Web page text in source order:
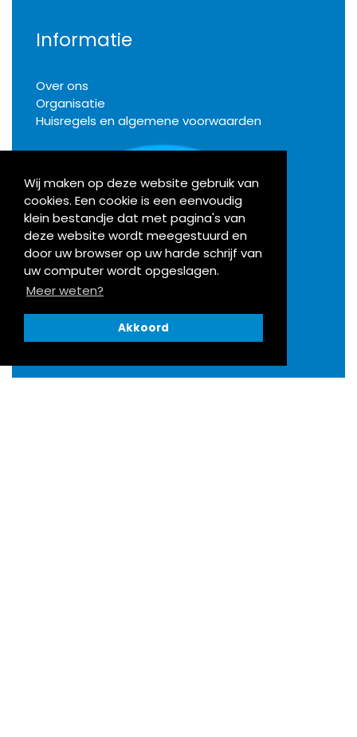
Wij maken op deze website gebruik van
cookies. Een cookie is een eenvoudig
klein bestandje dat met pagina's van
deze website wordt meegestuurd en
door uw browser op uw harde schrijf van
uw computer wordt opgeslagen.
Meer weten?
Akkoord
Informatie
Over ons
Organisatie
Huisregels en algemene voorwaarden
Klachten
Activiteiten